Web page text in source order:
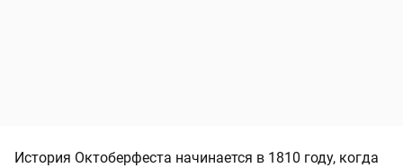
История Октоберфеста начинается в 1810 году, когда